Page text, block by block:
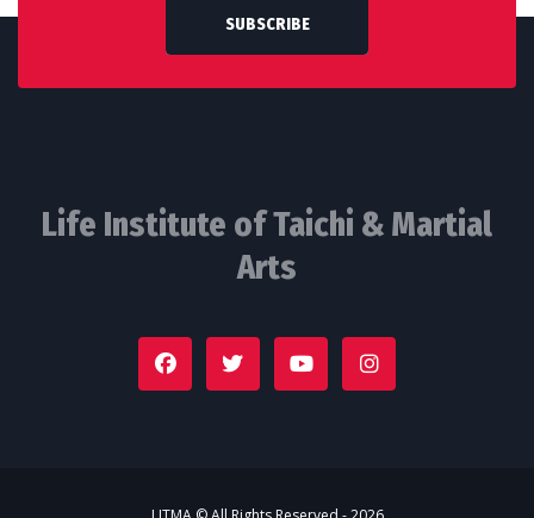
SUBSCRIBE
Life Institute of Taichi & Martial
Arts